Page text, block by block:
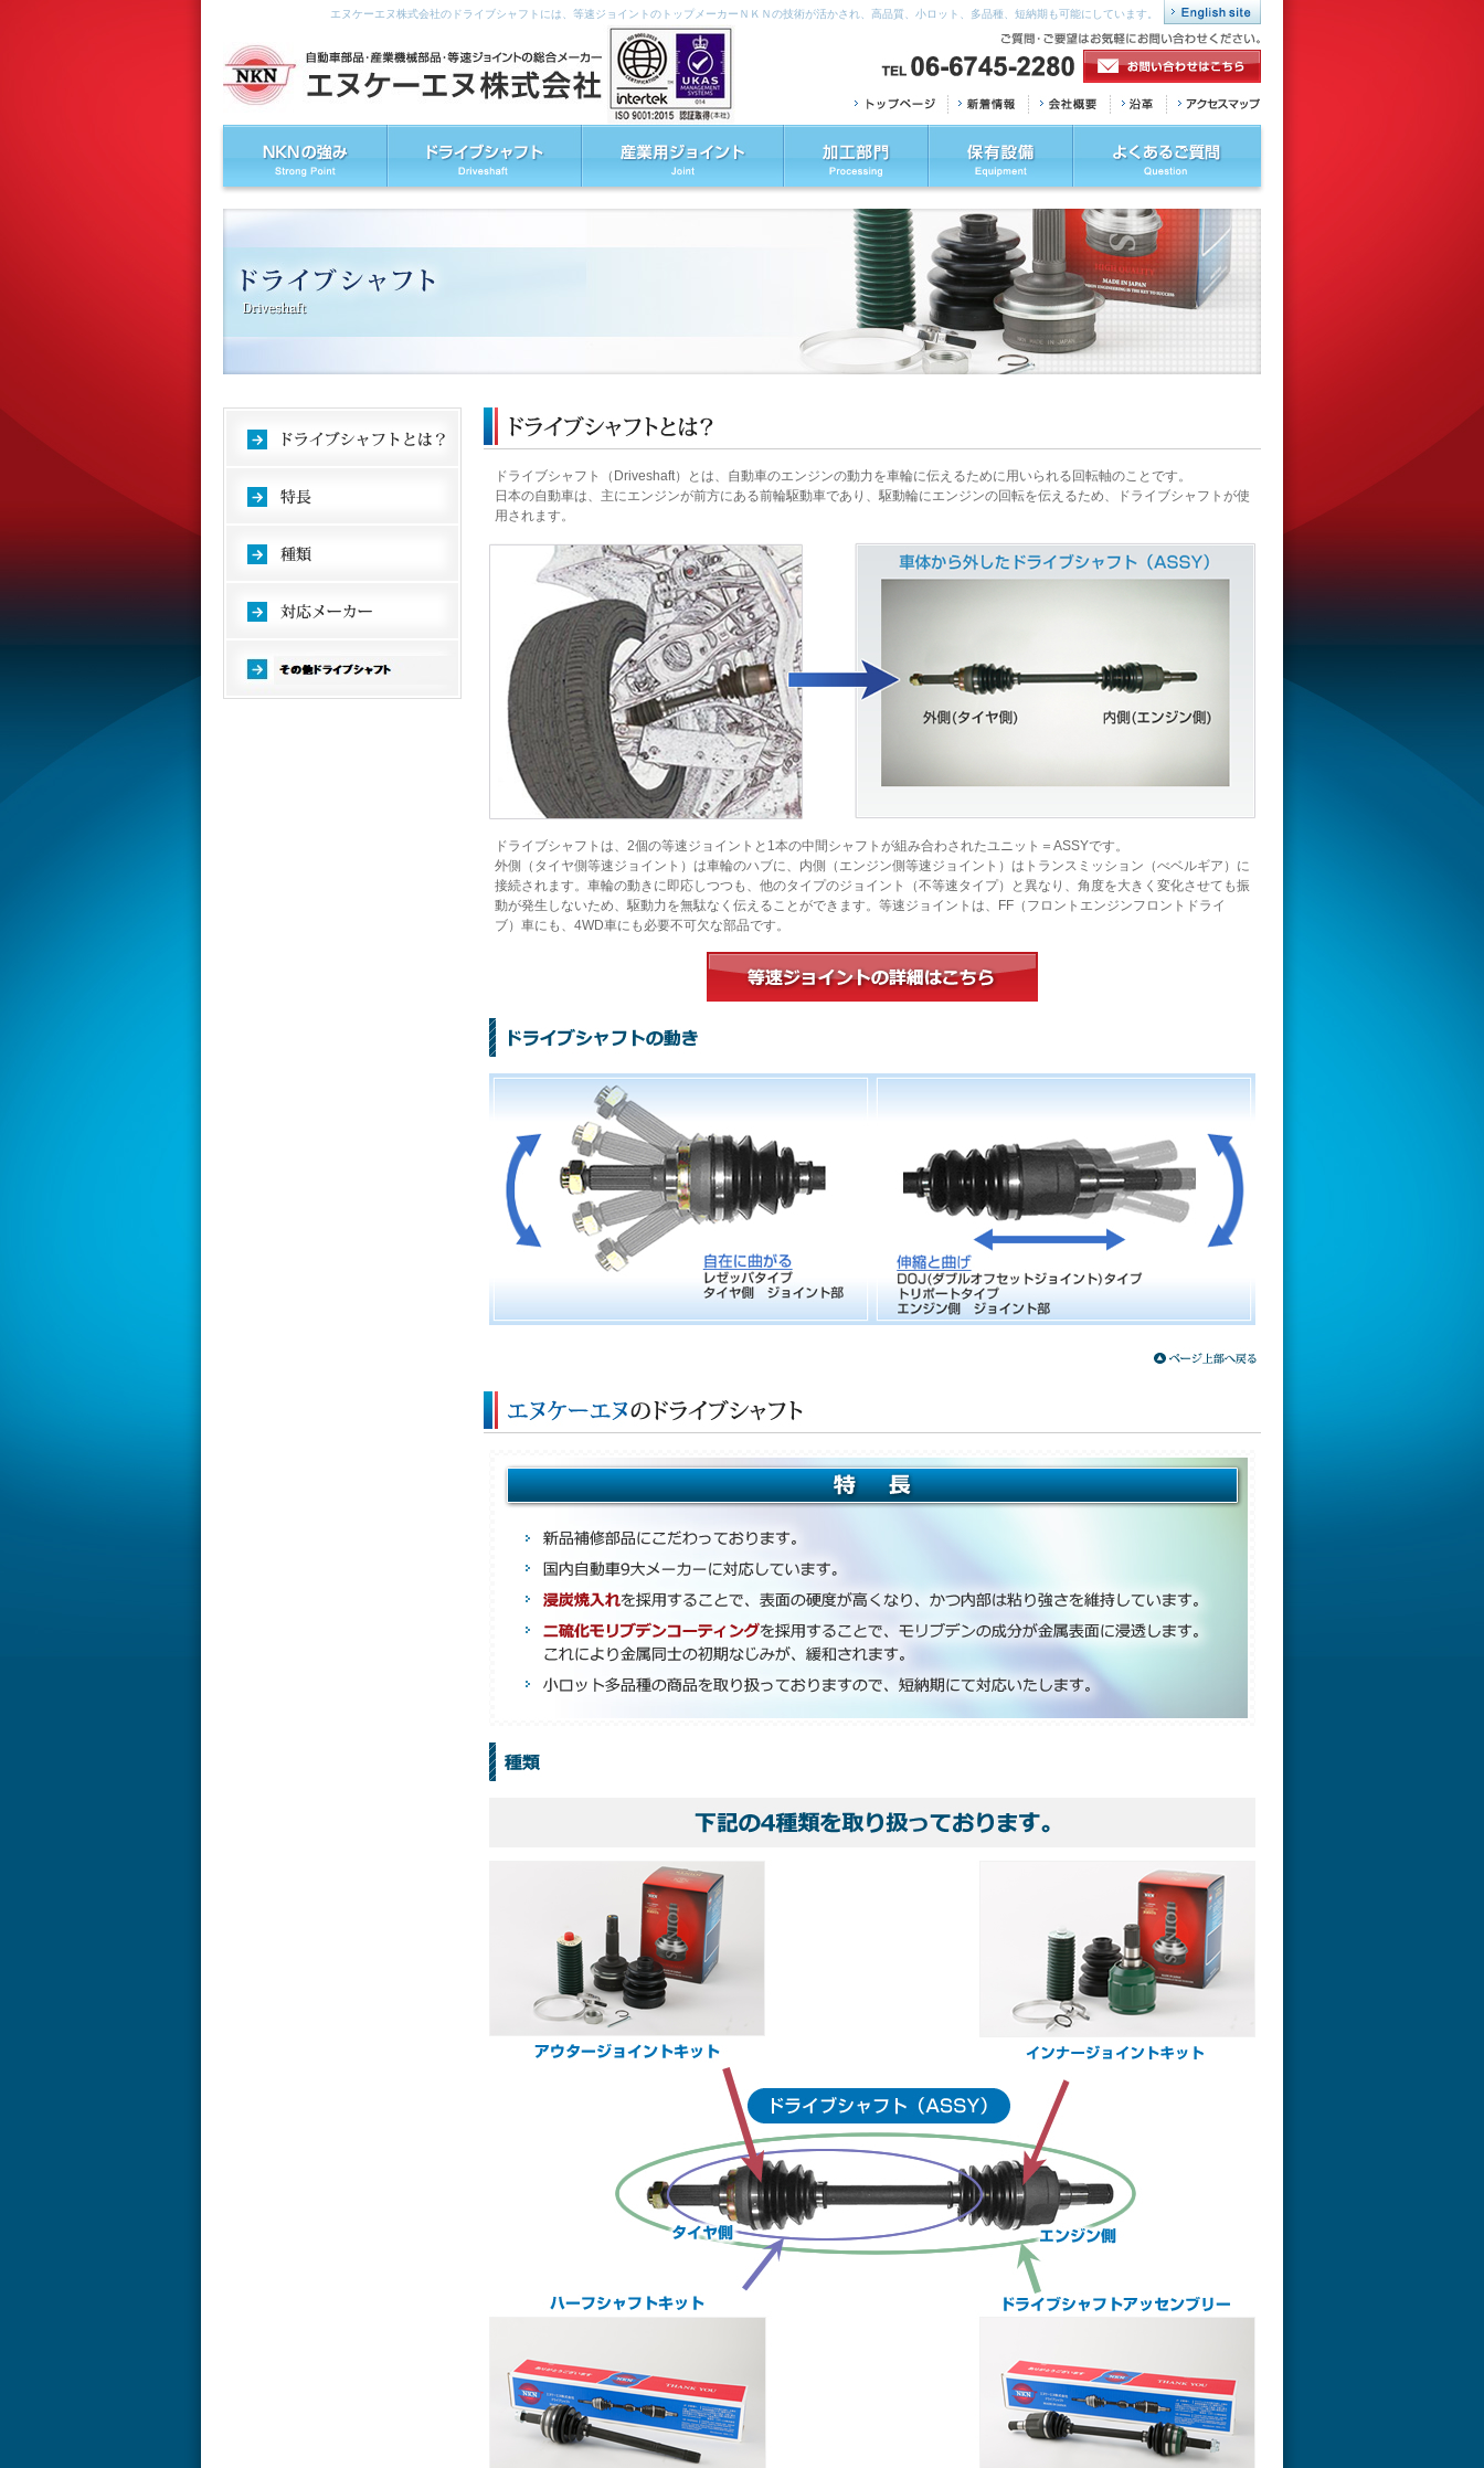
エヌケーエヌ株式会社のドライブシャフトには、等速ジョイントのトップメーカーＮＫＮの技術が活かされ、高品質、小ロット、多品種、短納期も可能にしています。
ドライブシャフト（Driveshaft）とは、自動車のエンジンの動力を車輪に伝えるために用いられる回転軸のことです。
日本の自動車は、主にエンジンが前方にある前輪駆動車であり、駆動輪にエンジンの回転を伝えるため、ドライブシャフトが使
用されます。
ドライブシャフトは、2個の等速ジョイントと1本の中間シャフトが組み合わされたユニット＝ASSYです。
外側（タイヤ側等速ジョイント）は車輪のハブに、内側（エンジン側等速ジョイント）はトランスミッション（べベルギア）に
接続されます。車輪の動きに即応しつつも、他のタイプのジョイント（不等速タイプ）と異なり、角度を大きく変化させても振
動が発生しないため、駆動力を無駄なく伝えることができます。等速ジョイントは、FF（フロントエンジンフロントドライ
ブ）車にも、4WD車にも必要不可欠な部品です。